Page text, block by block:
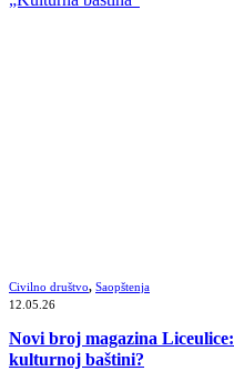
Civilno društvo, Saopštenja
12.05.26
Novi broj magazina
kulturnoj baštini?